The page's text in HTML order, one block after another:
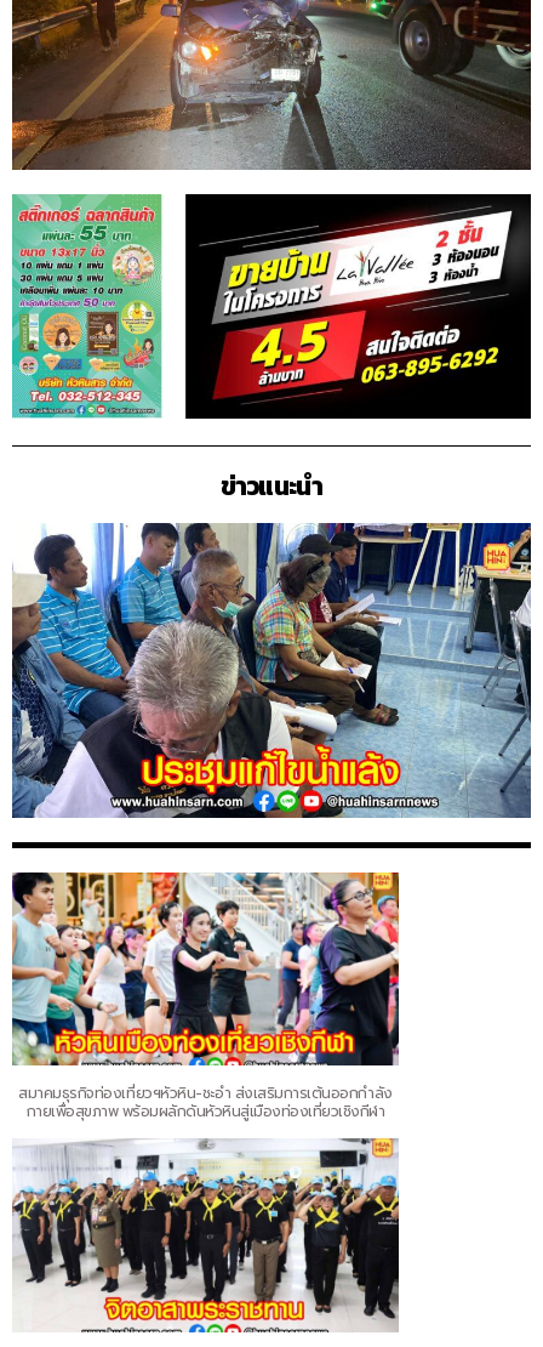
ข่าวแนะนำ
สมาคมธุรกิจท่องเที่ยวฯหัวหิน-ชะอำ ส่งเสริมการเต้นออกกำลัง
กายเพื่อสุขภาพ พร้อมผลักดันหัวหินสู่เมืองท่องเที่ยวเชิงกีฬา